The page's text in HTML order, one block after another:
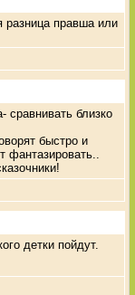
разница правша или
сравнивать близко
быстро и
детки пойдут.